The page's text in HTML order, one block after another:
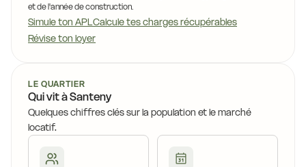
et de l'année de construction.
Simule ton APLCalcule tes charges récupérables
Révise ton loyer
LE QUARTIER
Qui vit à Santeny
Quelques chiffres clés sur la population et le marché
locatif.